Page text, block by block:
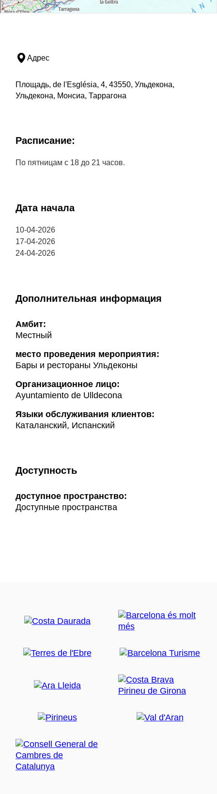
Адрес
Площадь, de l'Església, 4, 43550, Ульдекона,
Ульдекона, Монсиа, Таррагона
Расписание:
По пятницам с 18 до 21 часов.
Дата начала
10-04-2026
17-04-2026
24-04-2026
Дополнительная информация
Амбит:
Местный
место проведения мероприятия:
Бары и рестораны Ульдеконы
Организационное лицо:
Ayuntamiento de Ulldecona
Языки обслуживания клиентов:
Каталанский, Испанский
Доступность
доступное пространство:
Доступные пространства